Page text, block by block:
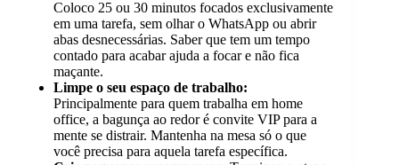
Coloco 25 ou 30 minutos focados exclusivamente
em uma tarefa, sem olhar o WhatsApp ou abrir
abas desnecessárias. Saber que tem um tempo
contado para acabar ajuda a focar e não fica
maçante.
Limpe o seu espaço de trabalho:
Principalmente para quem trabalha em home
office, a bagunça ao redor é convite VIP para a
mente se distrair. Mantenha na mesa só o que
você precisa para aquela tarefa específica.